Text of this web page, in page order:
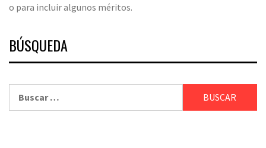
o para incluir algunos méritos.
BÚSQUEDA